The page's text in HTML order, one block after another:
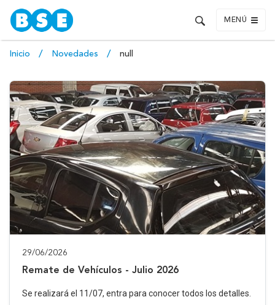
MENÚ
Inicio Novedades null
29/06/2026
Remate de Vehículos - Julio 2026
Se realizará el 11/07, entra para conocer todos los detalles.